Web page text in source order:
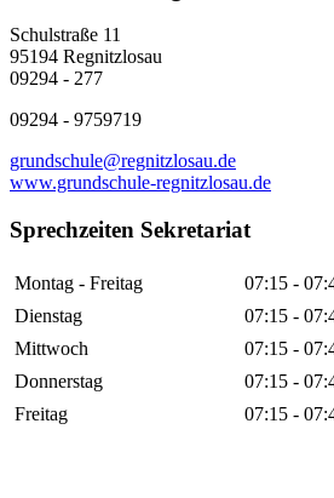
Schulstraße 11
95194 Regnitzlosau
09294 - 277
09294 - 9759719
grundschule@regnitzlosau.de
www.grundschule-regnitzlosau.de
Sprechzeiten Sekretariat
Montag - Freitag 07:15 -
Dienstag
07:15 -
Mittwoch
07:15 -
Donnerstag
07:15 -
Freitag
07:15 -